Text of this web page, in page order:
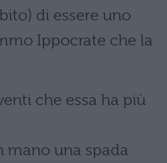
di essere uno
Ippocrate che la
che essa ha più
mano una spada